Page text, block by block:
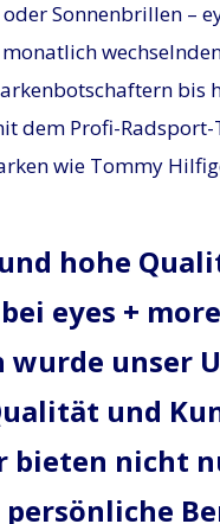
Sonnenbrillen –
bis
dem Profi-Radsport-
wie Tommy
hohe
eyes +
wurde unser
und
bieten nicht